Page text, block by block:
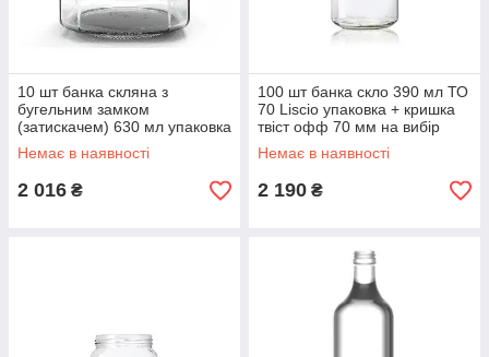
10 шт банка скляна з
бугельним замком
(затискачем) 630 мл упаковка
Немає в наявності
2 016 ₴
100 шт банка скло 390 мл ТО
70 Liscio упаковка + кришка
твіст офф 70 мм на вибір
Немає в наявності
2 190 ₴